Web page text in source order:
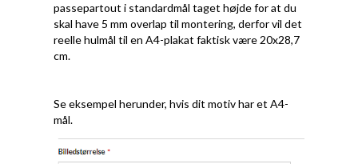
passepartout i standardmål taget højde for at du
skal have 5 mm overlap til montering, derfor vil det
reelle hulmål til en A4-plakat faktisk være 20x28,7
cm.
Se eksempel herunder, hvis dit motiv har et A4-
mål.